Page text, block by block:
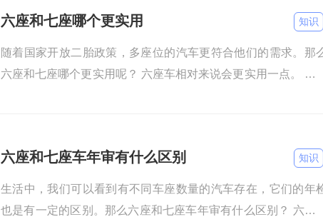
六座和七座哪个更实用 知识
随着国家开放二胎政策，多座位的汽车更符合他们的需求。那
六座和七座哪个更实用呢？ 六座车相对来说会更实用一点。 因为
六座和七座车年审有什么区别 知识
生活中，我们可以看到有不同车座数量的汽车存在，它们的年
也是有一定的区别。那么六座和七座车年审有什么区别？ 六座和